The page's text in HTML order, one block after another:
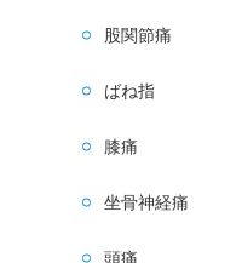
股関節痛
ばね指
膝痛
坐骨神経痛
頭痛